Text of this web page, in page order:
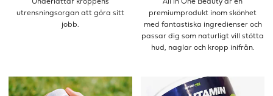
Underlättar kroppens
utrensningsorgan att göra sitt
jobb.
All in One Beauty är en
premiumprodukt inom skönhet
med fantastiska ingredienser och
passar dig som naturligt vill stötta
hud, naglar och kropp inifrån.